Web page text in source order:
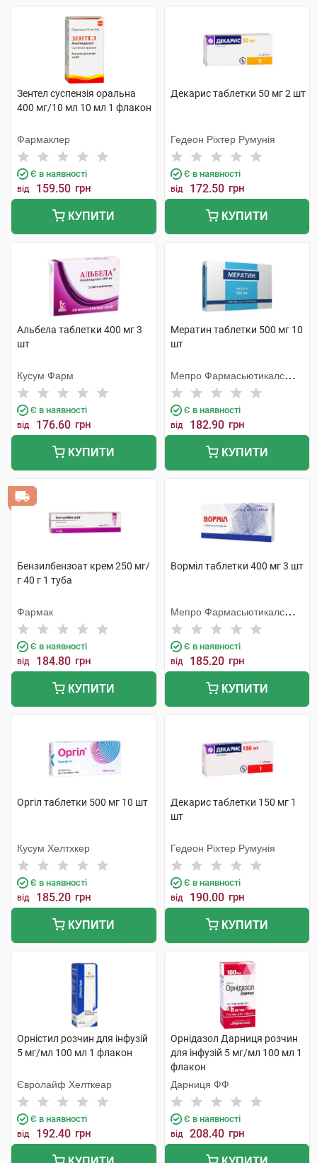
Зентел суспензія оральна
400 мг/10 мл 10 мл 1 флакон
Фармаклер
Є в наявності
від 159.50 грн
КУПИТИ
Декарис таблетки 50 мг 2 шт
Гедеон Ріхтер Румунія
Є в наявності
від 172.50 грн
КУПИТИ
Альбела таблетки 400 мг 3
шт
Кусум Фарм
Є в наявності
від 176.60 грн
КУПИТИ
Мератин таблетки 500 мг 10
шт
Мепро Фармасьютикалс
Пріват
Є в наявності
від 182.90 грн
КУПИТИ
Бензилбензоат крем 250 мг/
г 40 г 1 туба
Фармак
Є в наявності
від 184.80 грн
КУПИТИ
Ворміл таблетки 400 мг 3 шт
Мепро Фармасьютикалс
Пріват
Є в наявності
від 185.20 грн
КУПИТИ
Оргіл таблетки 500 мг 10 шт
Кусум Хелтхкер
Є в наявності
від 185.20 грн
КУПИТИ
Декарис таблетки 150 мг 1
шт
Гедеон Ріхтер Румунія
Є в наявності
від 190.00 грн
КУПИТИ
Орністил розчин для інфузій
5 мг/мл 100 мл 1 флакон
Євролайф Хелткеар
Є в наявності
від 192.40 грн
Орнідазол Дарниця розчин
для інфузій 5 мг/мл 100 мл 1
флакон
Дарниця ФФ
Є в наявності
від 208.40 грн